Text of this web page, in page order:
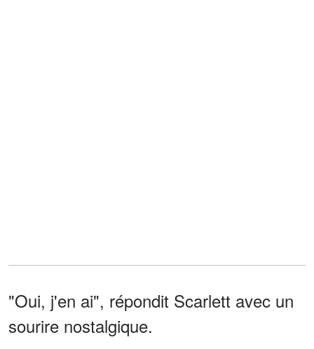
"Oui, j'en ai", répondit Scarlett avec un
sourire nostalgique.